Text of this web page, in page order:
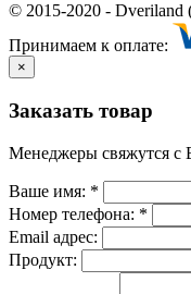
© 2015-2020 -
Принимаем к оплате:
×
Заказать товар
Менеджеры свяжутся с
Ваше имя: *
Номер телефона: *
Email адрес:
Продукт: